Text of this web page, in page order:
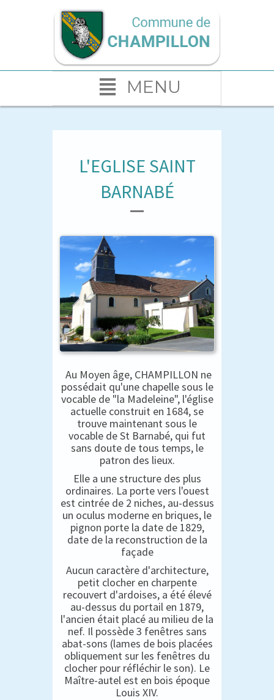
MENU
L'EGLISE SAINT
BARNABÉ
Au Moyen âge, CHAMPILLON ne
possédait qu'une chapelle sous le
vocable de "la Madeleine", l'église
actuelle construit en 1684, se
trouve maintenant sous le
vocable de St Barnabé, qui fut
sans doute de tous temps, le
patron des lieux.
Elle a une structure des plus
ordinaires. La porte vers l'ouest
est cintrée de 2 niches, au-dessus
un oculus moderne en briques, le
pignon porte la date de 1829,
date de la reconstruction de la
façade
Aucun caractère d'architecture,
petit clocher en charpente
recouvert d'ardoises, a été élevé
au-dessus du portail en 1879,
l'ancien était placé au milieu de la
nef. Il possède 3 fenêtres sans
abat-sons (lames de bois placées
obliquement sur les fenêtres du
clocher pour réfléchir le son). Le
Maître-autel est en bois époque
Louis XIV.